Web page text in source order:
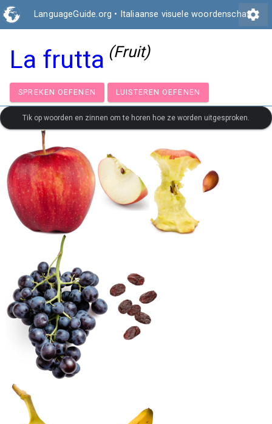
LanguageGuide.org • Italiaanse visuele woordenschatsettings
La frutta (Fruit)
SPREKEN OEFENEN LUISTEREN OEFENEN
Tik op woorden en zinnen om te horen hoe ze worden uitgesproken.